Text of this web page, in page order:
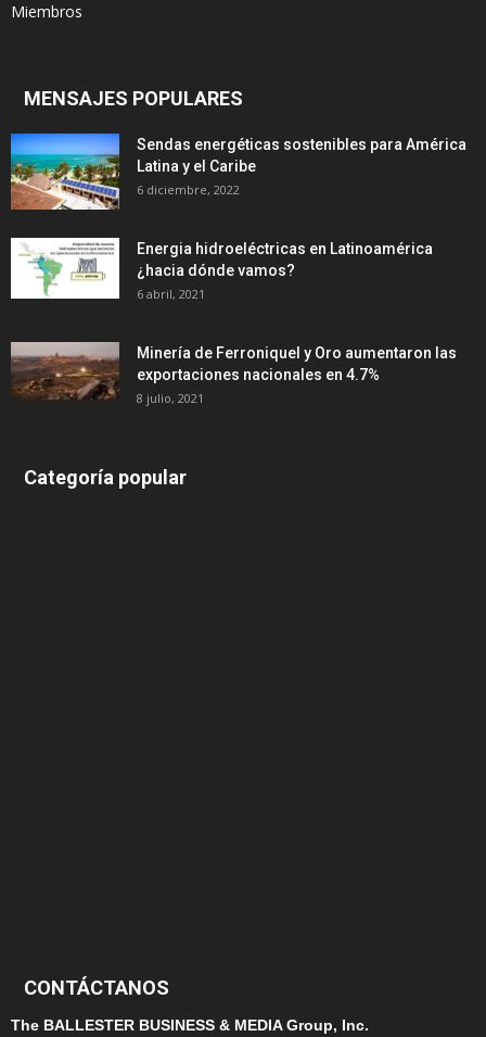
Miembros
MENSAJES POPULARES
Sendas energéticas sostenibles para América
Latina y el Caribe
6 diciembre, 2022
Energia hidroeléctricas en Latinoamérica
¿hacia dónde vamos?
6 abril, 2021
Minería de Ferroniquel y Oro aumentaron las
exportaciones nacionales en 4.7%
8 julio, 2021
Categoría popular
CONTÁCTANOS
The BALLESTER BUSINESS & MEDIA Group, Inc.